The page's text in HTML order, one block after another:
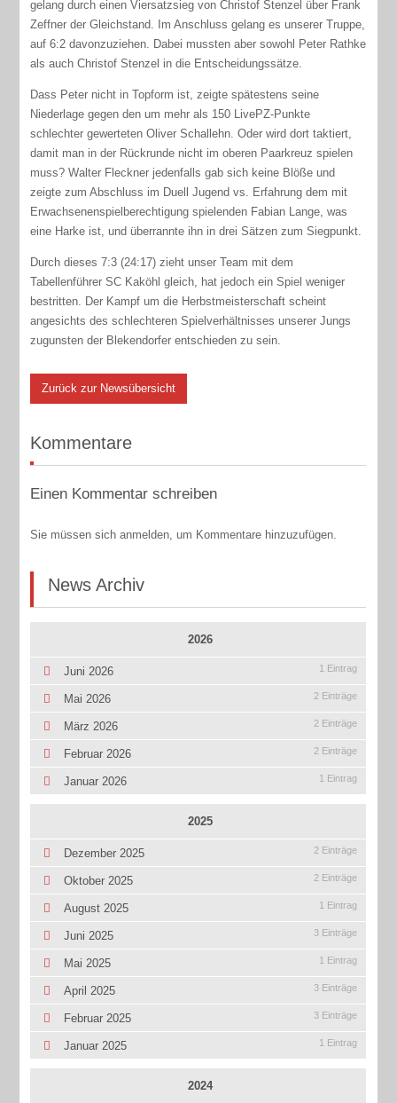
gelang durch einen Viersatzsieg von Christof Stenzel über Frank
Zeffner der Gleichstand. Im Anschluss gelang es unserer Truppe,
auf 6:2 davonzuziehen. Dabei mussten aber sowohl Peter Rathke
als auch Christof Stenzel in die Entscheidungssätze.
Dass Peter nicht in Topform ist, zeigte spätestens seine
Niederlage gegen den um mehr als 150 LivePZ-Punkte
schlechter gewerteten Oliver Schallehn. Oder wird dort taktiert,
damit man in der Rückrunde nicht im oberen Paarkreuz spielen
muss? Walter Fleckner jedenfalls gab sich keine Blöße und
zeigte zum Abschluss im Duell Jugend vs. Erfahrung dem mit
Erwachsenenspielberechtigung spielenden Fabian Lange, was
eine Harke ist, und überrannte ihn in drei Sätzen zum Siegpunkt.
Durch dieses 7:3 (24:17) zieht unser Team mit dem
Tabellenführer SC Kaköhl gleich, hat jedoch ein Spiel weniger
bestritten. Der Kampf um die Herbstmeisterschaft scheint
angesichts des schlechteren Spielverhältnisses unserer Jungs
zugunsten der Blekendorfer entschieden zu sein.
Zurück zur Newsübersicht
Kommentare
Einen Kommentar schreiben
Sie müssen sich anmelden, um Kommentare hinzuzufügen.
News Archiv
2026
Juni 2026 1 Eintrag
Mai 2026 2 Einträge
März 2026 2 Einträge
Februar 2026 2 Einträge
Januar 2026 1 Eintrag
2025
Dezember 2025 2 Einträge
Oktober 2025 2 Einträge
August 2025 1 Eintrag
Juni 2025 3 Einträge
Mai 2025 1 Eintrag
April 2025 3 Einträge
Februar 2025 3 Einträge
Januar 2025 1 Eintrag
2024